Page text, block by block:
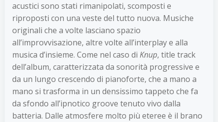
acustici sono stati rimanipolati, scomposti e
riproposti con una veste del tutto nuova. Musiche
originali che a volte lasciano spazio
all’improvvisazione, altre volte all’interplay e alla
musica d’insieme. Come nel caso di Knup, title track
dell’album, caratterizzata da sonorità progressive e
da un lungo crescendo di pianoforte, che a mano a
mano si trasforma in un densissimo tappeto che fa
da sfondo all’ipnotico groove tenuto vivo dalla
batteria. Dalle atmosfere molto più eteree è il brano